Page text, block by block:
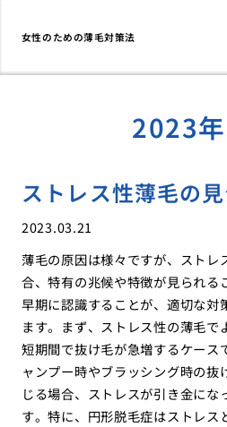
女性のための薄毛対策法
2023
ストレス性薄毛の
2023.03.21
薄毛の原因は様々ですが、ストレ
合、特有の兆候や特徴が見られる
早期に認識することが、適切な対
ます。まず、ストレス性の薄毛
短期間で抜け毛が急増するケース
ャンプー時やブラッシング時の
じる場合、ストレスが引き金にな
す。特に、円形脱毛症はストレス